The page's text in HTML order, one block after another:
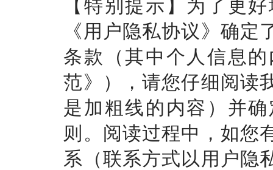
【特别提示】为了更
《用户隐私协议》确
条款（其中个人信息
范》），请您仔细阅读
是加粗线的内容）并
则。阅读过程中，如您
系（联系方式以用户隐